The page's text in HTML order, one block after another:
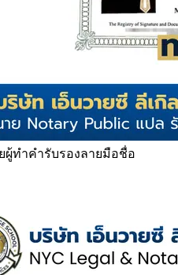
ผู้ทำคำรับรองลายมือชื่อ